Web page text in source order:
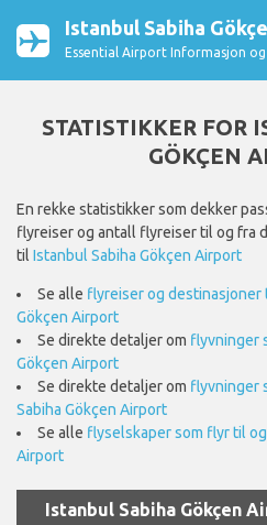
Istanbul Sabiha
Essential Airport Informasjon
STATISTIKKER FOR
GÖKÇEN
En rekke statistikker som dekker
flyreiser og antall flyreiser til og fra
til Istanbul Sabiha Gökçen Airport
Se alle flyreiser og destinasjoner
Gökçen Airport
Se direkte detaljer om flyvninger
Gökçen Airport
Se direkte detaljer om flyvninger
Sabiha Gökçen Airport
Se alle flyselskaper som flyr til
Airport
Istanbul Sabiha Gökçen